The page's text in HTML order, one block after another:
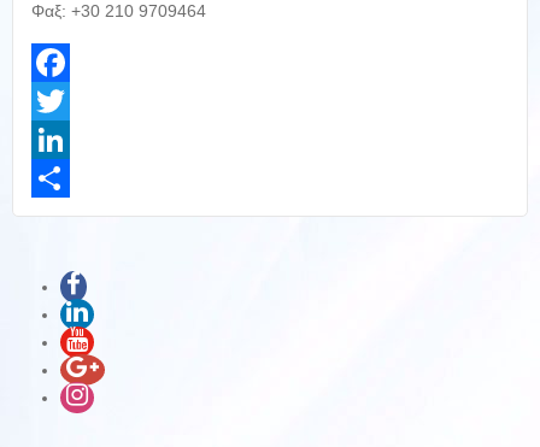
Φαξ: +30 210 9709464
Facebook
Twitter
LinkedIn
Share